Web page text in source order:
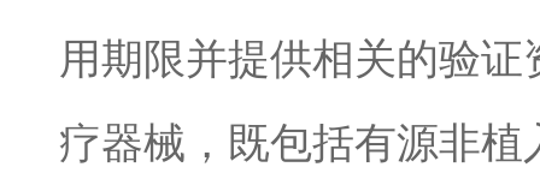
用期限并提供相关的验
疗器械，既包括有源非